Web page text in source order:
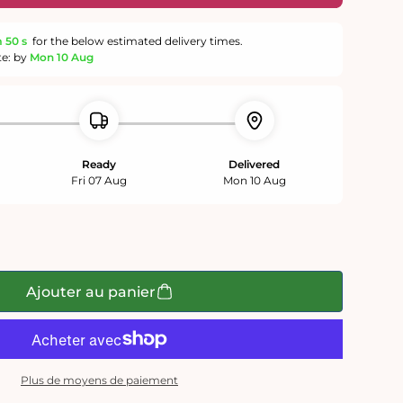
49 s for the below estimated delivery times.
by Mon 10 Aug
Ready
Fri 07 Aug
Delivered
Mon 10 Aug
Ajouter au panier
Plus de moyens de paiement